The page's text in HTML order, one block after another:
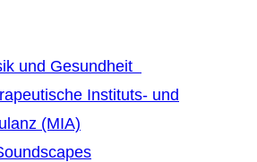
und Gesundheit
Instituts- und
(MIA)